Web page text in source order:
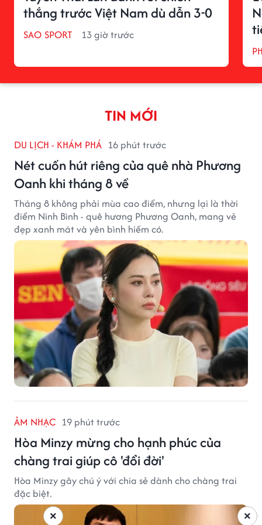
thắng trước Việt Nam dù dẫn 3-0
SAO SPORT 13 giờ trước
TIN MỚI
DU LỊCH - KHÁM PHÁ 16 phút trước
Nét cuốn hút riêng của quê nhà Phương
Oanh khi tháng 8 về
Tháng 8 không phải mùa cao điểm, nhưng lại là thời
điểm Ninh Bình - quê hương Phương Oanh, mang vẻ
đẹp xanh mát và yên bình hiếm có.
ÂM NHẠC 19 phút trước
Hòa Minzy mừng cho hạnh phúc của
chàng trai giúp cô 'đổi đời'
Hòa Minzy gây chú ý với chia sẻ dành cho chàng trai
đặc biệt.
×
×